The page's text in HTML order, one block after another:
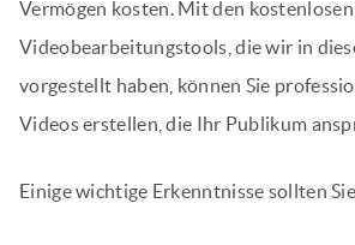
Vermögen kosten. Mit den kostenlosen
Videobearbeitungstools, die wir in
vorgestellt haben, können Sie
Videos erstellen, die Ihr Publikum
Einige wichtige Erkenntnisse sollten